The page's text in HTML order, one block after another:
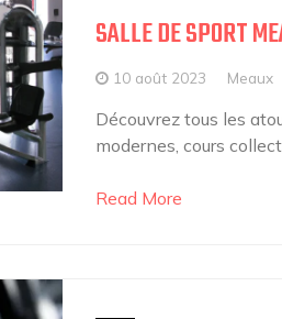
SALLE DE SPORT
10 août 2023 Meaux
Découvrez tous les
modernes, cours
Read More